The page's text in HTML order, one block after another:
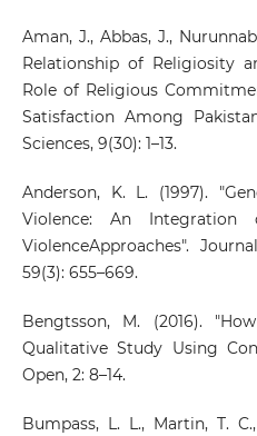
Aman, J., Abbas, J.,
Relationship of Religiosity
Role of Religious
Satisfaction Among
Sciences, 9(30): 1–13.
Anderson, K. L. (1997).
Violence: An
ViolenceApproaches".
59(3): 655–669.
Bengtsson, M. (2016).
Qualitative Study Using
Open, 2: 8–14.
Bumpass, L. L., Martin, T.